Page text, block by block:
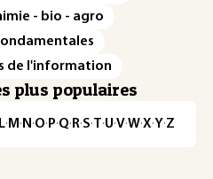
- bio - agro
de l'information
plus populaires
L· M · N ·O· P·Q· R·S·T·U·V·W·X·Y·Z